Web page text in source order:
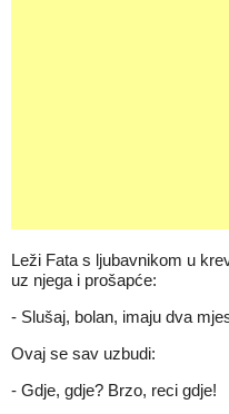
Leži Fata s ljubavnikom u
uz njega i prošapće:
- Slušaj, bolan, imaju dva
Ovaj se sav uzbudi:
- Gdje, gdje? Brzo, reci gdje!